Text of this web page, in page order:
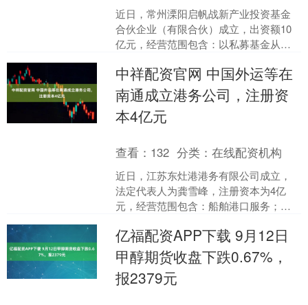
近日，常州溧阳启帆战新产业投资基金
合伙企业（有限合伙）成立，出资额10
亿元，经营范围包含：以私募基金从事
动。企查查股权穿透显示，....
中祥配资官网 中国外运等在
南通成立港务公司，注册资
本4亿元
查看： 132 分类：在线配资机构
近日，江苏东灶港港务有限公司成立，
法定代表人为龚雪峰，注册资本为4亿
元，经营范围包含：船舶港口服务；港
运输设备租赁服务；国际船....
亿福配资APP下载 9月12日
甲醇期货收盘下跌0.67%，
报2379元